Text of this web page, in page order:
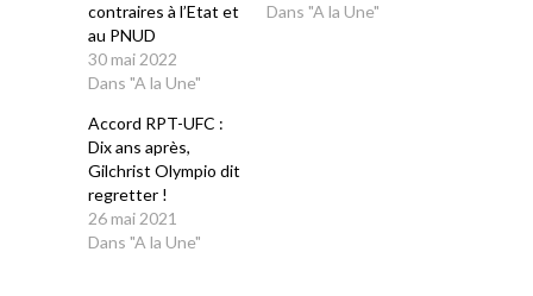
contraires à l’Etat et
au PNUD
30 mai 2022
Dans "A la Une"
Dans "A la Une"
Accord RPT-UFC :
Dix ans après,
Gilchrist Olympio dit
regretter !
26 mai 2021
Dans "A la Une"